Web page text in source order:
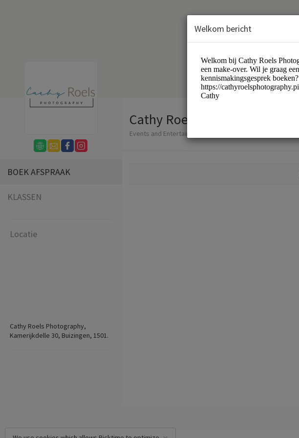
BOEK AFSPRAAK
KLASSEN
Locatie
Cathy Roels Photography,
Kamerijkdelle 30, Buizingen, 1501.
Cathy Roels Photography
Events and Entertainment/Photographers
Welkom bericht